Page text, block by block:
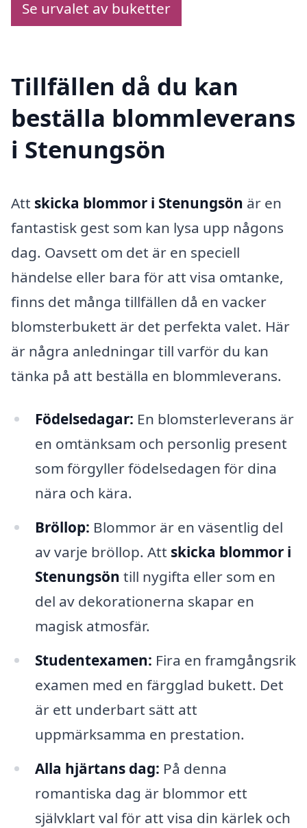
Se urvalet av buketter
Tillfällen då du kan
beställa blommleverans
i Stenungsön
Att skicka blommor i Stenungsön är en
fantastisk gest som kan lysa upp någons
dag. Oavsett om det är en speciell
händelse eller bara för att visa omtanke,
finns det många tillfällen då en vacker
blomsterbukett är det perfekta valet. Här
är några anledningar till varför du kan
tänka på att beställa en blommleverans.
Födelsedagar: En blomsterleverans är
en omtänksam och personlig present
som förgyller födelsedagen för dina
nära och kära.
Bröllop: Blommor är en väsentlig del
av varje bröllop. Att skicka blommor i
Stenungsön till nygifta eller som en
del av dekorationerna skapar en
magisk atmosfär.
Studentexamen: Fira en framgångsrik
examen med en färgglad bukett. Det
är ett underbart sätt att
uppmärksamma en prestation.
Alla hjärtans dag: På denna
romantiska dag är blommor ett
självklart val för att visa din kärlek och